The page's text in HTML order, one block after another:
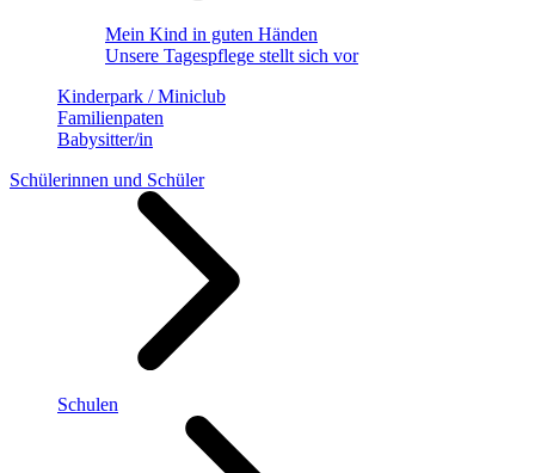
Mein Kind in guten Händen
Unsere Tagespflege stellt sich vor
Kinderpark / Miniclub
Familienpaten
Babysitter/in
Schülerinnen und Schüler
Schulen